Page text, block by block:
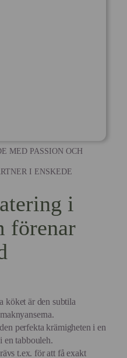
MED PASSION OCH
I ENSKEDE
i
förenar
köket är den subtila
perfekta krämigheten i en
en tabbouleh.
t.ex. för att få exakt